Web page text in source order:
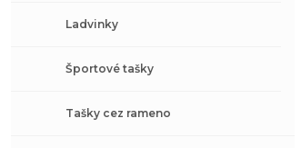
Ladvinky
Športové tašky
Tašky cez rameno